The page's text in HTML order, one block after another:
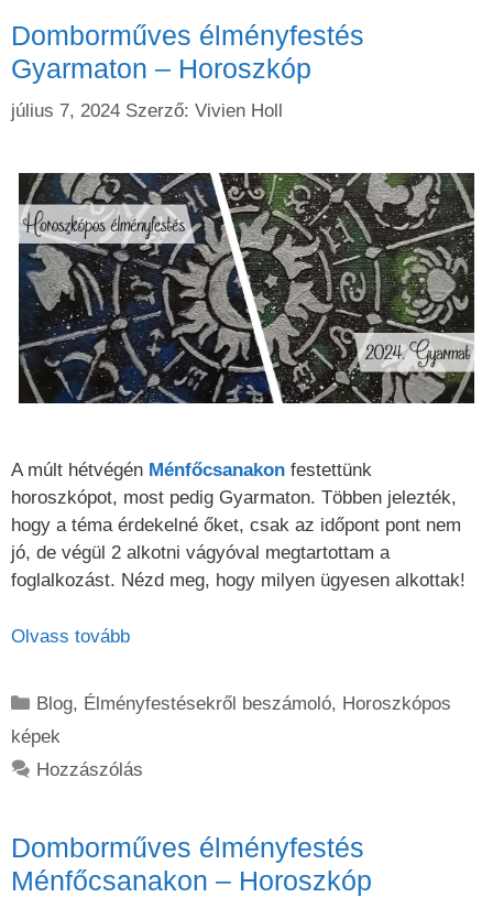
Domborműves élményfestés
Gyarmaton – Horoszkóp
július 7, 2024 Szerző: Vivien Holl
A múlt hétvégén Ménfőcsanakon festettünk
horoszkópot, most pedig Gyarmaton. Többen jelezték,
hogy a téma érdekelné őket, csak az időpont pont nem
jó, de végül 2 alkotni vágyóval megtartottam a
foglalkozást. Nézd meg, hogy milyen ügyesen alkottak!
Olvass tovább
Kategória
Blog, Élményfestésekről beszámoló, Horoszkópos
képek
Hozzászólás
Domborműves élményfestés
Ménfőcsanakon – Horoszkóp